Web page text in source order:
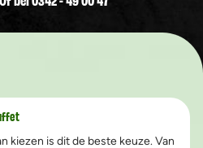
kiezen is dit de beste keuze. Van